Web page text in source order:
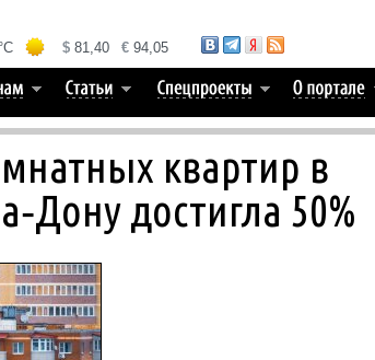
квартир в
достигла 50%